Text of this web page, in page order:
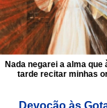
Nada negarei a alma que
tarde recitar minhas